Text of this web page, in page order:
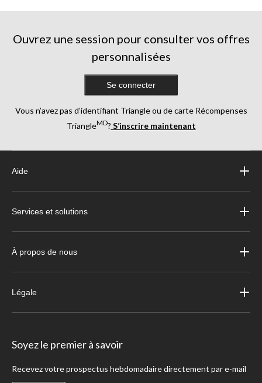
Ouvrez une session pour consulter vos offres
personnalisées
Se connecter
Vous n’avez pas d’identifiant Triangle ou de carte Récompenses
TriangleMD? S’inscrire maintenant
Aide
Services et solutions
À propos de nous
Légale
Soyez le premier à savoir
Recevez votre prospectus hebdomadaire directement par e-mail